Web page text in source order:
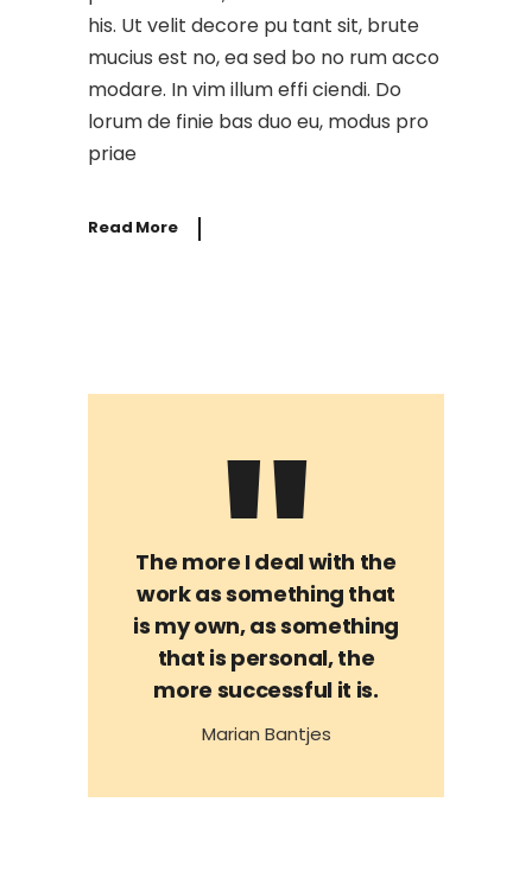
his. Ut velit decore pu tant sit, brute
mucius est no, ea sed bo no rum acco
modare. In vim illum effi ciendi. Do
lorum de finie bas duo eu, modus pro
priae
Read More
The more I deal with the
work as something that
is my own, as something
that is personal, the
more successful it is.
Marian Bantjes